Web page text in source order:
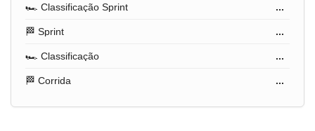
🏎️ Classificação Sprint ...
🏁 Sprint ...
🏎️ Classificação ...
🏁 Corrida ...